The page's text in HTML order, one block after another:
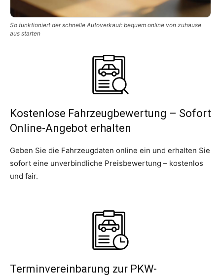
So funktioniert der schnelle Autoverkauf: bequem online von zuhause
aus starten
Kostenlose Fahrzeugbewertung – Sofort
Online-Angebot erhalten
Geben Sie die Fahrzeugdaten online ein und erhalten Sie
sofort eine unverbindliche Preisbewertung – kostenlos
und fair.
Terminvereinbarung zur PKW-